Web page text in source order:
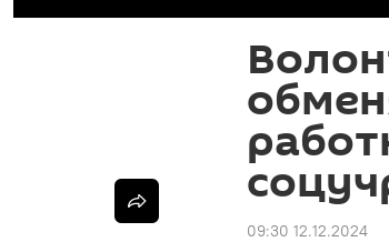
09:30 12.12.2024